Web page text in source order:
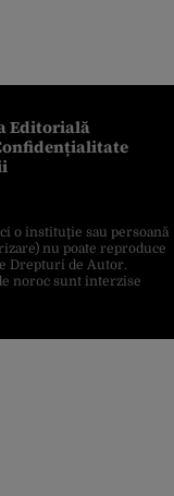
Editorială
o instituţie sau persoană
nu poate reproduce
Drepturi de Autor.
noroc sunt interzise